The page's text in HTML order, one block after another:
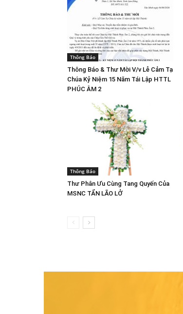
Thông Báo
Thông Báo & Thư Mời V/v Lễ Cảm Tạ
Chúa Kỷ Niệm 15 Năm Tái Lập HTTL
PHÚC ÂM 2
Thông Báo
Thư Phân Ưu Cùng Tang Quyến Của
MSNC TẨN LÃO LỞ